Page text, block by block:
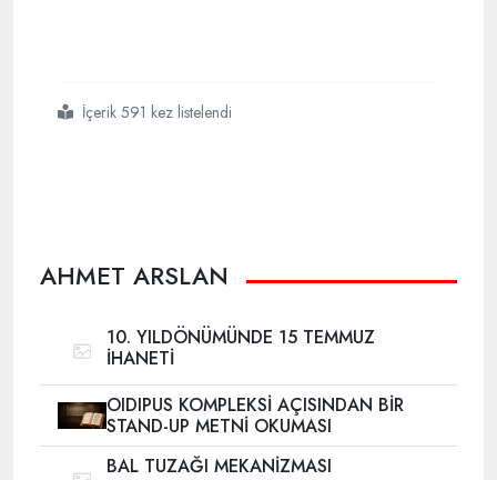
#150 liklerin
#efradı
#şimdi
#ne
#durumda
İçerik 591 kez listelendi
AHMET ARSLAN
10. YILDÖNÜMÜNDE 15 TEMMUZ
İHANETİ
OIDIPUS KOMPLEKSİ AÇISINDAN BİR
STAND-UP METNİ OKUMASI
BAL TUZAĞI MEKANİZMASI